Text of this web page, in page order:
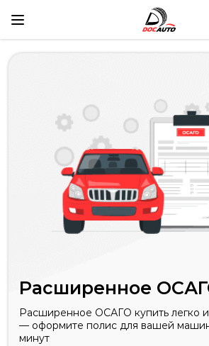
Расширенное
Расширенное ОСАГО купить легко
— оформите полис для вашей
минут